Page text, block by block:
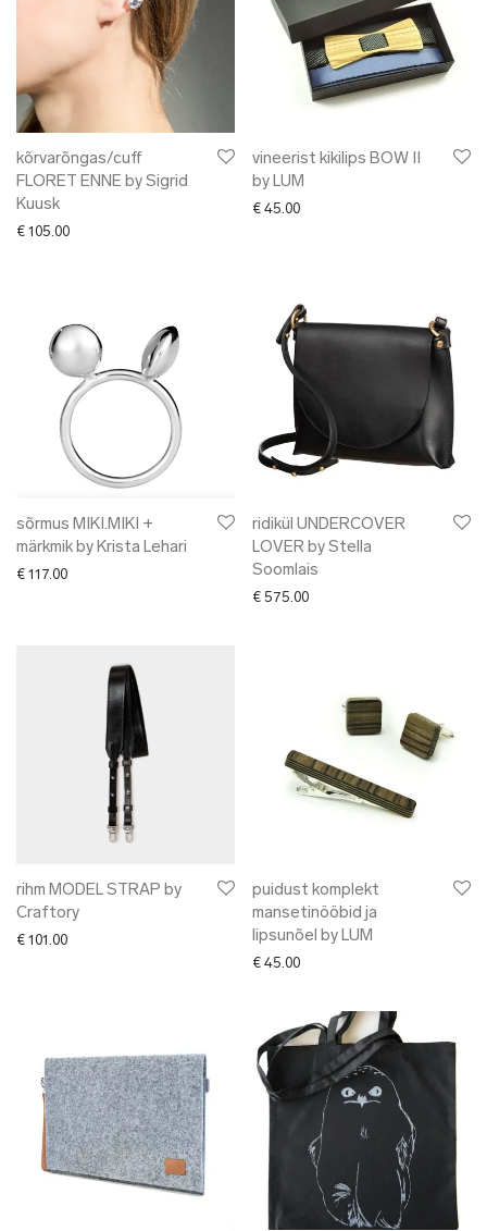
kõrvarõngas/cuff
FLORET ENNE by Sigrid
Kuusk
€ 105.00
vineerist kikilips BOW II
by LUM
€ 45.00
sõrmus MIKI.MIKI +
märkmik by Krista Lehari
€ 117.00
ridikül UNDERCOVER
LOVER by Stella
Soomlais
€ 575.00
rihm MODEL STRAP by
Craftory
€ 101.00
puidust komplekt
mansetinööbid ja
lipsunõel by LUM
€ 45.00